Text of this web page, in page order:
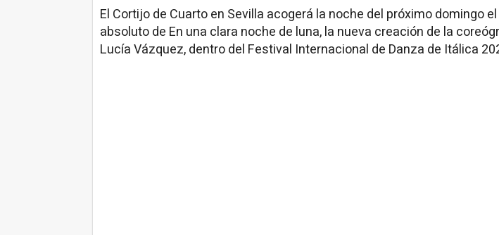
El Cortijo de Cuarto en Sevilla acogerá la noche del próximo domingo
absoluto de En una clara noche de luna, la nueva creación de la
Lucía Vázquez, dentro del Festival Internacional de Danza de Itálica